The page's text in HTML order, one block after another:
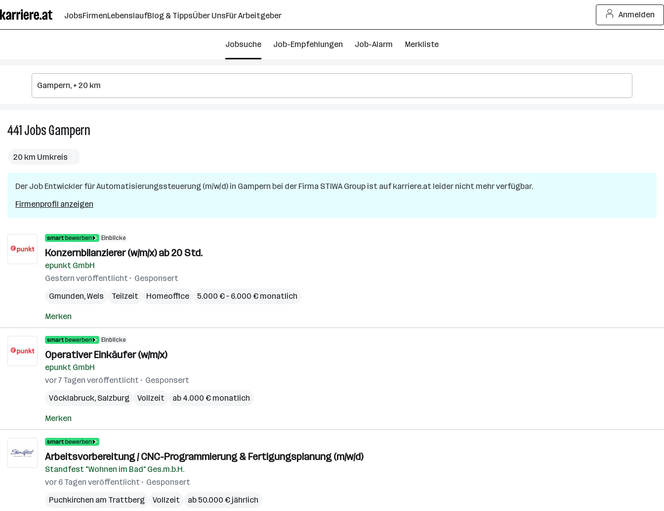
Seiteninhalt
springen
JobsFirmenLebenslaufBlog & TippsÜber UnsFür Arbeitgeber Anmelden
Jobsuche Job-Empfehlungen Job-Alarm Merkliste
441JobsGampern
20 km Umkreis
Der Job Entwickler für Automatisierungs­steuerung (m/w/d) in Gampern bei der Firma STIWA Group ist auf karriere.at leider nicht mehr verfügbar.
Firmenprofil anzeigen
Einblicke
Konzernbilanzierer (w/m/x) ab 20 Std.
epunkt GmbH
Gestern veröffentlicht
Gesponsert
Gmunden,Wels Teilzeit Homeoffice 5.000 € – 6.000 € monatlich
Merken
Einblicke
Operativer Einkäufer (w/m/x)
epunkt GmbH
vor 7 Tagen veröffentlicht
Gesponsert
Vöcklabruck, Salzburg Vollzeit ab 4.000 € monatlich
Merken
Arbeitsvorbereitung / CNC-Programmierung & Fertigungsplanung (m/w/d)
Standfest "Wohnen im Bad" Ges.m.b.H.
vor 6 Tagen veröffentlicht
Gesponsert
Puchkirchen am Trattberg
Vollzeit ab 50.000 € jährlich